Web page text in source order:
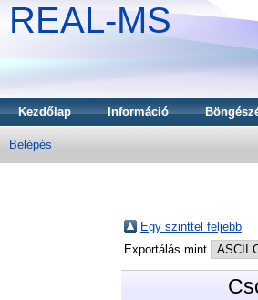
REAL-MS
Kezdőlap Információ
Belépés
Egy szinttel feljebb
Exportálás mint